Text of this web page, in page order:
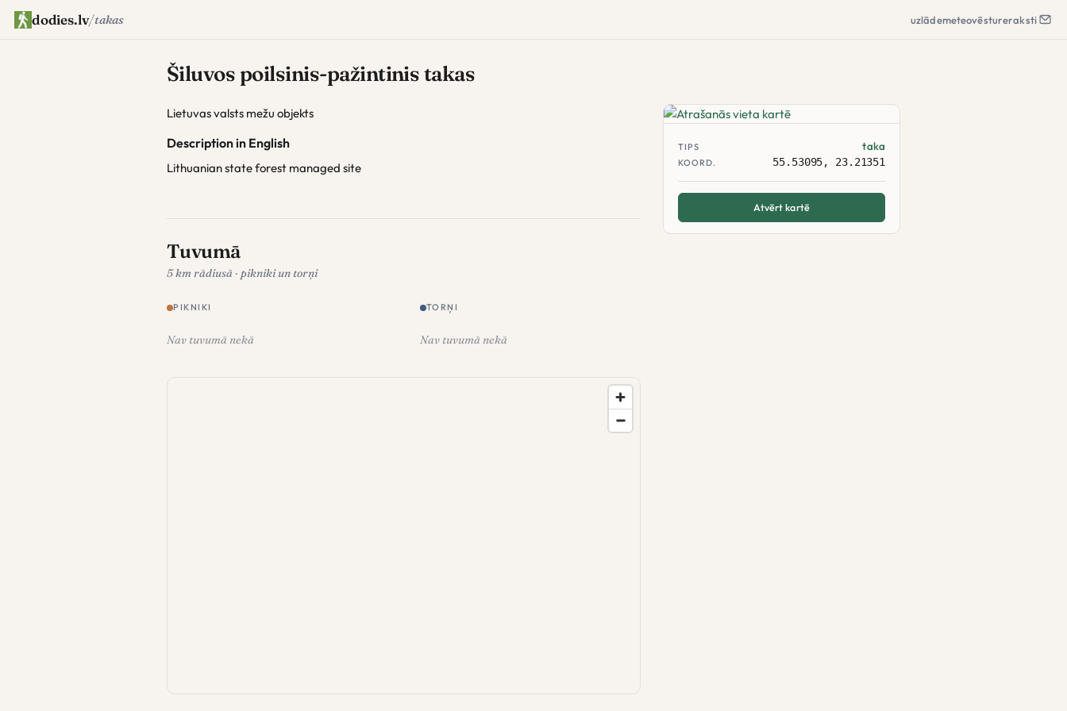
dodies.lv/takas uzlādemeteovēstureraksti
Šiluvos poilsinis-pažintinis takas
Lietuvas valsts mežu objekts
Description in English
Lithuanian state forest managed site
Tuvumā
5 km rādiusā · pikniki un torņi
PIKNIKI
Nav tuvumā nekā
TORŅI
Nav tuvumā nekā
TIPS taka
KOORD. 55.53095, 23.21351
Atvērt kartē